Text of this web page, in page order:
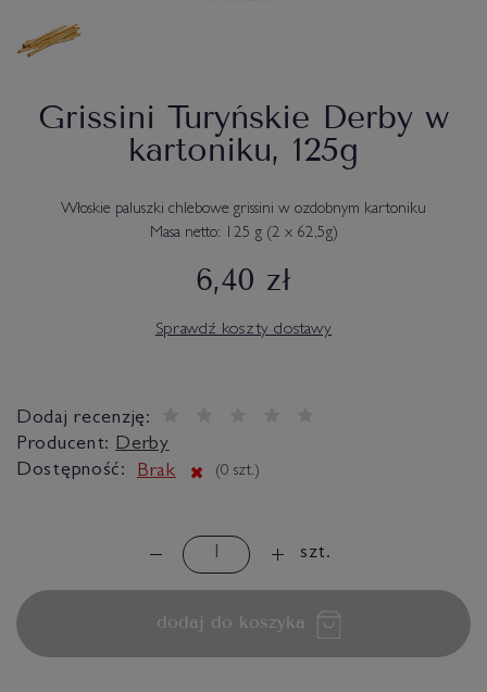
Grissini Turyńskie Derby w
kartoniku, 125g
Włoskie paluszki chlebowe grissini w ozdobnym kartoniku
Masa netto: 125 g (2 x 62,5g)
6,40 zł
Sprawdź koszty dostawy
Dodaj recenzję:
Producent: Derby
Dostępność:
Brak (0 szt.)
szt.
dodaj do koszyka